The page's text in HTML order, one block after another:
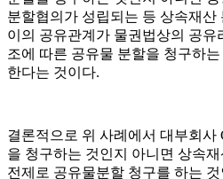
분할협의가 성립되는 등 상속재
이의 공유관계가 물권법상의 공유
조에 따른 공유물 분할을 청구하
한다는 것이다.
결론적으로 위 사례에서 대부회사
을 청구하는 것인지 아니면 상속
전제로 공유물분할 청구를 하는